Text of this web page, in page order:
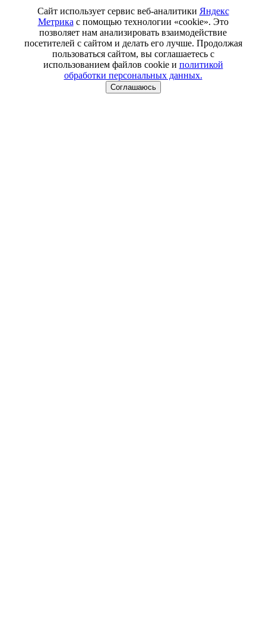
Сайт использует сервис веб-аналитики Яндекс
Метрика с помощью технологии «cookie». Это
позволяет нам анализировать взаимодействие
посетителей с сайтом и делать его лучше. Продолжая
пользоваться сайтом, вы соглашаетесь с
использованием файлов cookie и политикой
обработки персональных данных.
Соглашаюсь